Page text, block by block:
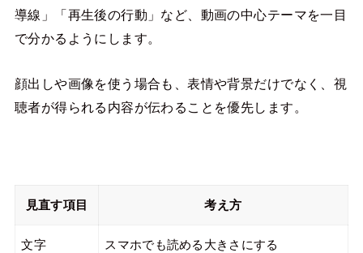
導線」「再生後の行動」など、動画の中心テーマを一目
で分かるようにします。
顔出しや画像を使う場合も、表情や背景だけでなく、視
聴者が得られる内容が伝わることを優先します。
見直す項目 考え方
文字 スマホでも読める大きさにする